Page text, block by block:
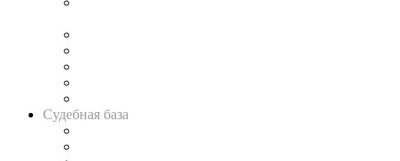
Судебная база